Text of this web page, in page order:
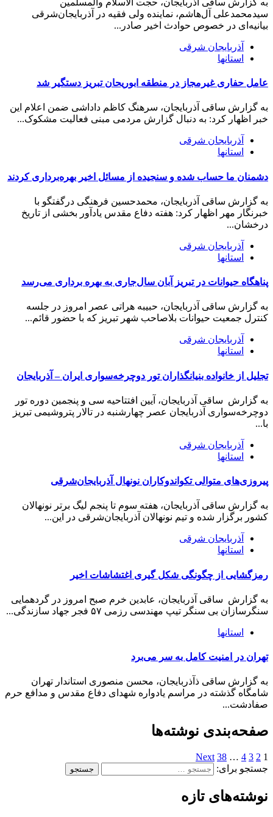
سیدمحمدعلی آل‌هاشم، نماینده ولی فقیه در آذربایجان‌شرقی
بیانیه‌ای در خصوص حوادث اخیر صادر...
آذربایجان شرقی
استانها
عامل حفاری غیرمجاز در منطقه ابوریحان تبریز دستگیر شد
به گزارش ساقی آذربایجان، سرهنگ کاظم داداشی ضمن اعلام این
خبر اظهار کرد: به دنبال گزارش مردمی مبنی فعالیت مشکوک...
آذربایجان شرقی
استانها
دشمنان ما حساب شده و سنجیده از مسائل اخیر بهره‌برداری کردند
به گزارش ساقی آذربایجان، محمدحسین فرهنگی درگفتگو با
خبرنگار مهر اظهار کرد: هفته دفاع مقدس یادآور بخشی از تاریخ
درخشان...
آذربایجان شرقی
استانها
پناهگاه حیوانات در تبریز آبان‌ سال‌جاری به بهره برداری می‌رسد
به گزارش ساقی آذربایجان، حبیبه هراتی عصر امروز در جلسه
کنترل جمعیت حیوانات بلاصاحب شهر تبریز که با حضور قائم...
آذربایجان شرقی
استانها
تجلیل از خانواده بنیانگذاران تور دوچرخه‌سواری ایران – آذربایجان
به گزارش ساقی آذربایجان، آیین افتتاحیه سی و پنجمین دوره تور
دوچرخه‌سواری آذربایجان عصر چهارشنبه در تالار پتروشیمی تبریز
با...
آذربایجان شرقی
استانها
پیروزی‌های متوالی تکواندوکاران نونهال آذربایجان‌شرقی
به گزارش ساقی آذربایجان، هفته سوم تا پنجم لیگ برتر نونهالان
کشور برگزار شده و تیم نونهالان آذربایجان‌شرقی در این...
آذربایجان شرقی
استانها
رمزگشایی از چگونگی شکل گیری اغتشاشات اخیر
به گزارش ساقی آذربایجان، عابدین خرم صبح امروز در گردهمایی
سنگرسازان بی سنگر تیپ مهندسی رزمی ۵۷ فجر جهاد سازندگی...
استانها
تهران در امنیت کامل به سر می‌برد
به گزارش ساقی ذآذربایجان، محسن منصوری استاندار تهران
شامگاه گذشته در مراسم یادواره شهدای دفاع مقدس و مدافع حرم
صفادشت...
صفحه‌بندی نوشته‌ها
1
2
3
4
…
38
Next
جستجو برای:
نوشته‌های تازه